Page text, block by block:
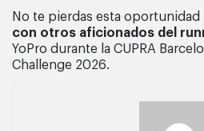
No te pierdas esta oportunidad
con otros aficionados del
YoPro durante la CUPRA
Challenge 2026.